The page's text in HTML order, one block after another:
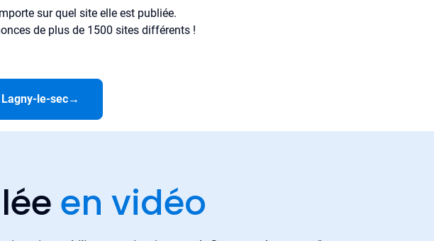
sur quel site elle est publiée.
de plus de 1500 sites différents !
le-sec→
en vidéo